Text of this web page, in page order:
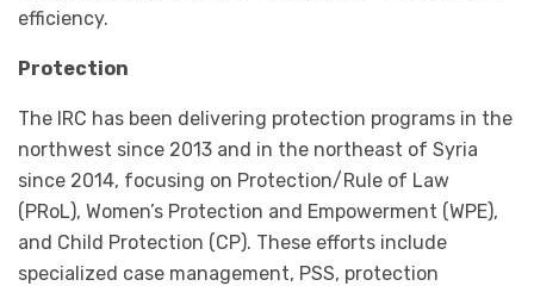
efficiency.
Protection
The IRC has been delivering protection programs in the
northwest since 2013 and in the northeast of Syria
since 2014, focusing on Protection/Rule of Law
(PRoL), Women’s Protection and Empowerment (WPE),
and Child Protection (CP). These efforts include
specialized case management, PSS, protection